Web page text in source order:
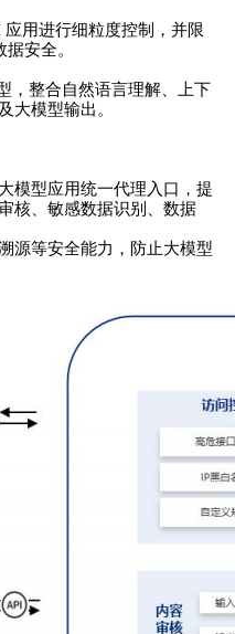
用进行细粒度控制，并限
安全。
，整合自然语言理解、上下
大模型输出。
模型应用统一代理入口，提
核、敏感数据识别、数据
源等安全能力，防止大模型